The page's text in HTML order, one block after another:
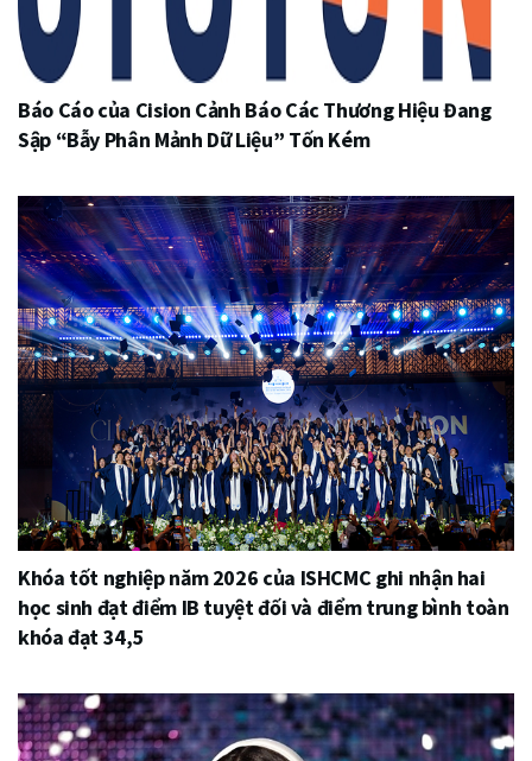
Báo Cáo của Cision Cảnh Báo Các Thương Hiệu Đang
Sập “Bẫy Phân Mảnh Dữ Liệu” Tốn Kém
Khóa tốt nghiệp năm 2026 của ISHCMC ghi nhận hai
học sinh đạt điểm IB tuyệt đối và điểm trung bình toàn
khóa đạt 34,5